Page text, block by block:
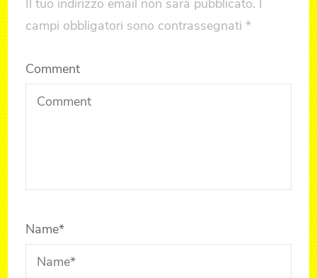
Il tuo indirizzo email non sarà pubblicato. I
campi obbligatori sono contrassegnati*
Comment
Name*